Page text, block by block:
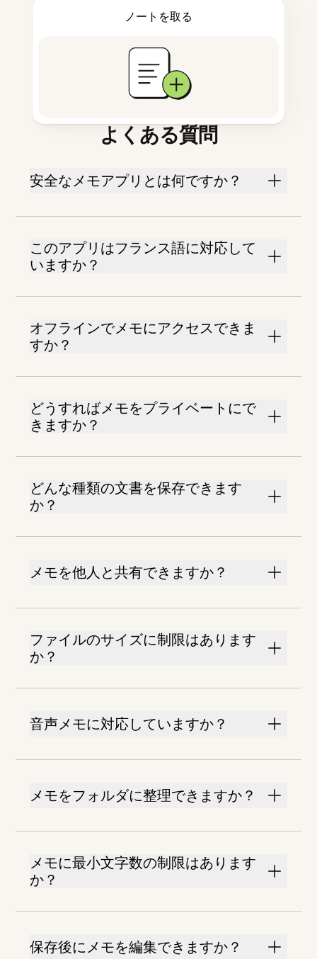
ノートを取る
よくある質問
安全なメモアプリとは何ですか？
このアプリはフランス語に対応して
いますか？
オフラインでメモにアクセスできま
すか？
どうすればメモをプライベートにで
きますか？
どんな種類の文書を保存できます
か？
メモを他人と共有できますか？
ファイルのサイズに制限はあります
か？
音声メモに対応していますか？
メモをフォルダに整理できますか？
メモに最小文字数の制限はあります
か？
保存後にメモを編集できますか？